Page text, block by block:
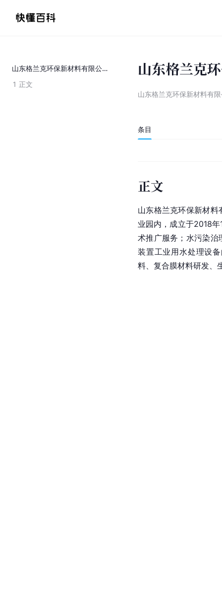
山东格兰克环保新材料有限公司
1 正文
山东格兰克
山东格兰克环保新材料有
条目
正文
山东格兰克环保新材料
业园内，成立于2018
术推广服务；水污染治
装置工业用水处理设
料、复合膜材料研发、